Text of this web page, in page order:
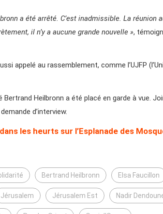
a été arrêté. C’est inadmissible. La réunion
il n’y a aucune grande nouvelle »,
appelé au rassemblement, comme l’UJFP
Heilbronn a été placé en garde à vue.
d’interview.
les heurts sur l’Esplanade des
Bertrand Heilbronn Elsa Faucillon
Jérusalem Jérusalem Est Nadir